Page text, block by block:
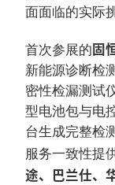
面面临的实际
首次参展的固
新能源诊断检
密性检漏测试
型电池包与电
台生成完整检
服务一致性提
途、巴兰仕、